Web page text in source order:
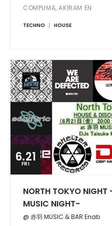
COMPUMA, AKIRAM EN
TECHNO HOUSE
6.21
FRI
NORTH TOKYO
MUSIC NIGHT-
@ 赤羽 MUSIC & BAR Enab